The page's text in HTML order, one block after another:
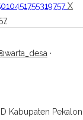
X
·
Kabupaten